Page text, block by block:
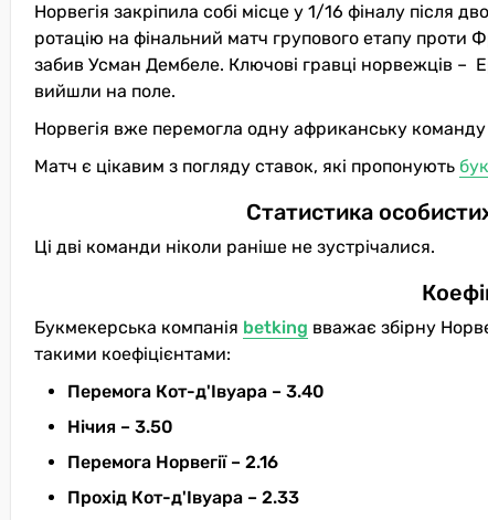
Норвегія закріпила собі місце у 1/16 фіналу після
ротацію на фінальний матч групового етапу проти
забив Усман Дембеле. Ключові гравці норвежців –
вийшли на поле.
Норвегія вже перемогла одну африканську команду
Матч є цікавим з погляду ставок, які пропонують
Статистика
Ці дві команди ніколи раніше не зустрічалися.
Букмекерська компанія betking вважає збірну
такими коефіцієнтами:
Перемога Кот-д'Івуара – 3.40
Нічия – 3.50
Перемога Норвегії – 2.16
Прохід Кот-д'Івуара – 2.33